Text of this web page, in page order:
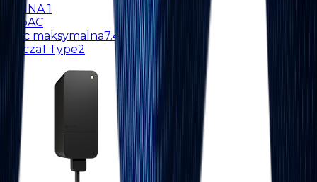
AMINA 1
TypAC
Moc maksymalna7.4 kW
Złącza1 Type2